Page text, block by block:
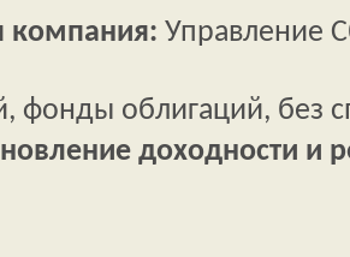
компания: Управление
фонды облигаций, без
доходности и